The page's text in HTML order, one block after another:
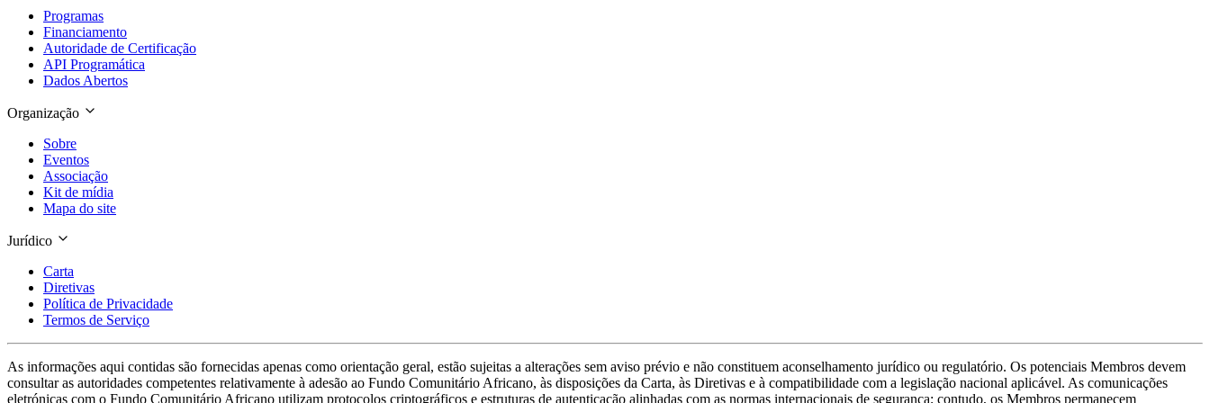
Programas
Financiamento
Autoridade de Certificação
API Programática
Dados Abertos
Organização
Sobre
Eventos
Associação
Kit de mídia
Mapa do site
Jurídico
Carta
Diretivas
Política de Privacidade
Termos de Serviço
As informações aqui contidas são fornecidas apenas como orientação geral, estão sujeitas a alterações sem aviso prévio e não constituem aconselhamento jurídico ou regulatório. Os potenciais Membros devem
consultar as autoridades competentes relativamente à adesão ao Fundo Comunitário Africano, às disposições da Carta, às Diretivas e à compatibilidade com a legislação nacional aplicável. As comunicações
eletrónicas com o Fundo Comunitário Africano utilizam protocolos criptográficos e estruturas de autenticação alinhadas com as normas internacionais de segurança; contudo, os Membros permanecem